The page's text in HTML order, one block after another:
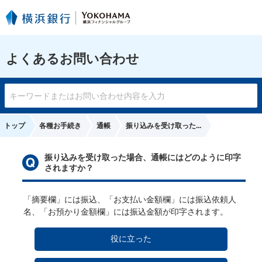
よくあるお問い合わせ
トップ 各種お手続き 通帳 振り込みを受け取った...
振り込みを受け取った場合、通帳にはどのように印字
されますか？
「摘要欄」には振込、「お支払い金額欄」には振込依頼人
名、「お預かり金額欄」には振込金額が印字されます。
役に立った